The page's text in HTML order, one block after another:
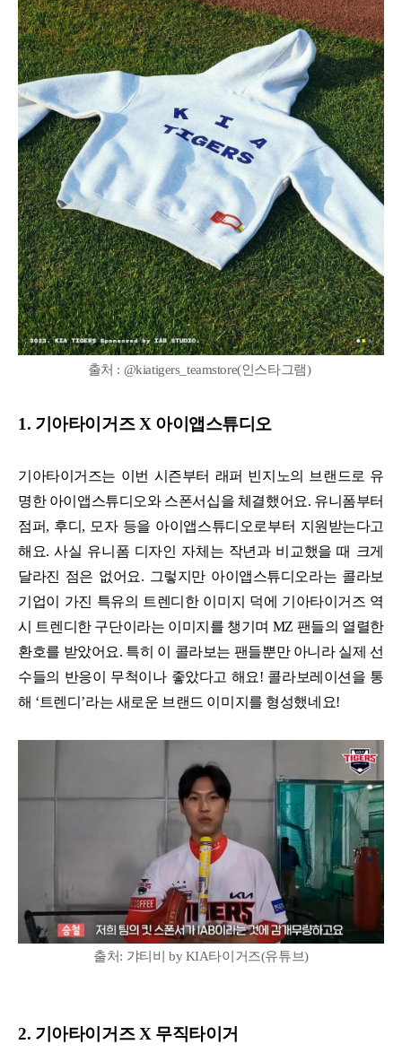
출처 : @kiatigers_teamstore(인스타그램)
1. 기아타이거즈 X 아이앱스튜디오
기아타이거즈는 이번 시즌부터 래퍼 빈지노의 브랜드로 유
명한 아이앱스튜디오와 스폰서십을 체결했어요. 유니폼부터
점퍼, 후디, 모자 등을 아이앱스튜디오로부터 지원받는다고
해요. 사실 유니폼 디자인 자체는 작년과 비교했을 때 크게
달라진 점은 없어요. 그렇지만 아이앱스튜디오라는 콜라보
기업이 가진 특유의 트렌디한 이미지 덕에 기아타이거즈 역
시 트렌디한 구단이라는 이미지를 챙기며 MZ 팬들의 열렬한
환호를 받았어요. 특히 이 콜라보는 팬들뿐만 아니라 실제 선
수들의 반응이 무척이나 좋았다고 해요! 콜라보레이션을 통
해 ‘트렌디’라는 새로운 브랜드 이미지를 형성했네요!
출처: 갸티비 by KIA타이거즈(유튜브)
2. 기아타이거즈 X 무직타이거